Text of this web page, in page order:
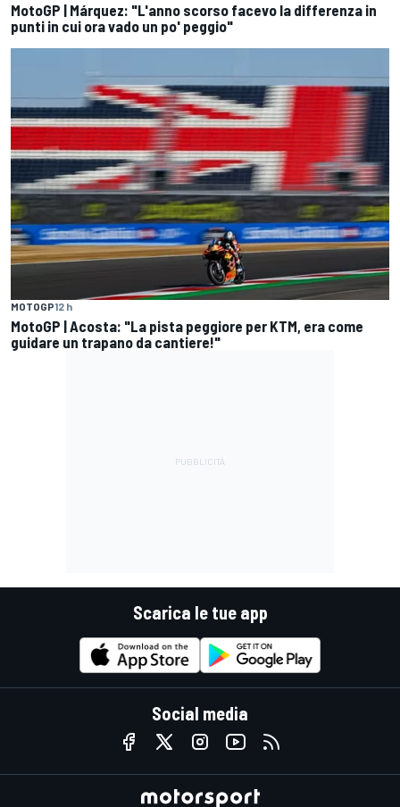
MotoGP | Márquez: "L'anno scorso facevo la differenza in
punti in cui ora vado un po' peggio"
MOTOGP12 h
MotoGP | Acosta: "La pista peggiore per KTM, era come
guidare un trapano da cantiere!"
Scarica le tue app
Social media